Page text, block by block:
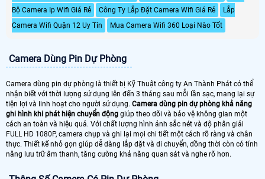
Bộ Camera Ip Wifi Giá Rẻ
Công Ty Lắp Đặt Camera Wifi Giá Rẻ
Lắp
Camera Wifi Quận 12 Uy Tín
Mua Camera Wifi 360 Loại Nào Tốt
Camera Dùng Pin Dự Phòng
Camera dùng pin dự phòng là thiết bị Kỹ Thuật công ty An Thành Phát có thể
nhận biết với thời lượng sử dụng lên đến 3 tháng sau mỗi lần sạc, mang lại sự
tiện lợi và linh hoạt cho người sử dụng. Camera dùng pin dự phòng khả năng
ghi hình khi phát hiện chuyển động giúp theo dõi và bảo vệ không gian một
cách an toàn và hiệu quả. Với chất lượng hình ảnh sắc nét và độ phân giải
FULL HD 1080P, camera chụp và ghi lại mọi chi tiết một cách rõ ràng và chân
thực. Thiết kế nhỏ gọn giúp dễ dàng lắp đặt và di chuyển, đồng thời còn có tính
năng lưu trữ âm thanh, tăng cường khả năng quan sát và nghe rõ hơn.